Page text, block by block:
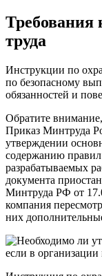
Требования
труда
Инструкции по
по безопасному
обязанностей и
Обратите
Приказ Минтруда
утверждении
содержанию
разрабатываемых
документа
Минтруда РФ от
компания
них